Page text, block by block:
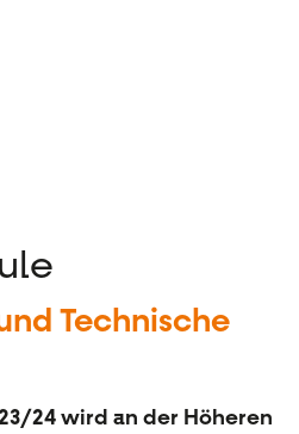
Technische
24 wird an der Höheren